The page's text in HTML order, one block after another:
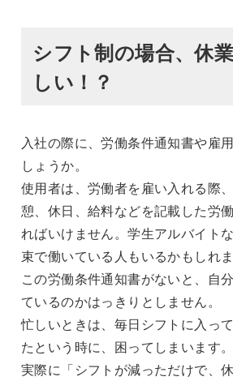
シフト制の場合、休
しい！？
入社の際に、労働条件通知書や雇
しょうか。
使用者は、労働者を雇い入れる際
憩、休日、給料などを記載した労
ればいけません。学生アルバイト
束で働いている人もいるかもしれま
この労働条件通知書がないと、自
ているのかはっきりとしません。
忙しいときは、毎日シフトに入っ
たという時に、困ってしまいます。
実際に「シフトが減っただけで、